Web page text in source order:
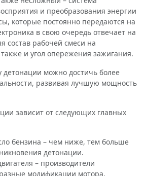
и преобразования энергии
которые постоянно передаются на
в свою очередь отвечает на
состав рабочей смеси на
и угол опережения зажигания.
можно достичь более
развивая лучшую мощность
зависит от следующих главных
бензина – чем ниже, тем больше
детонации.
– производители
модификации мотора,